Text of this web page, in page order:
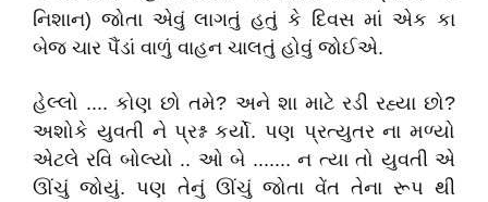
નિશાન) જોતા એવું લાગતું હતું કે દિવસ માં એક કા
બેજ ચાર પૈંડાં વાળું વાહન ચાલતું હોવું જોઈએ.
હેલ્લો .... કોણ છો તમે? અને શા માટે રડી રહ્યા છો?
અશોકે યુવતી ને પ્રશ્ન કર્યો. પણ પ્રત્યુતર ના મળ્યો
એટલે રવિ બોલ્યો .. ઓ બે ....... ન ત્યા તો યુવતી એ
ઊંચું જોયું. પણ તેનું ઊંચું જોતા વેંત તેના રૂપ થી